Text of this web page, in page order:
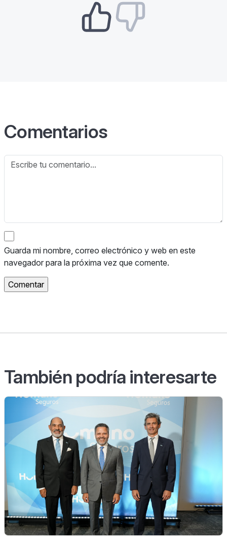
Comentarios
Guarda mi nombre, correo electrónico y web en este
navegador para la próxima vez que comente.
También podría interesarte